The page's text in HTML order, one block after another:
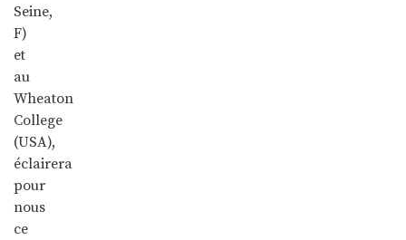
Seine,
F)
et
au
Wheaton
College
(USA),
éclairera
pour
nous
ce